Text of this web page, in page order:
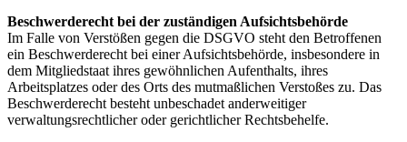
Beschwerde­recht bei der zuständigen Aufsichts­behörde
Im Falle von Verstößen gegen die DSGVO steht den Betroffenen
ein Beschwerderecht bei einer Aufsichtsbehörde, insbesondere in
dem Mitgliedstaat ihres gewöhnlichen Aufenthalts, ihres
Arbeitsplatzes oder des Orts des mutmaßlichen Verstoßes zu. Das
Beschwerderecht besteht unbeschadet anderweitiger
verwaltungsrechtlicher oder gerichtlicher Rechtsbehelfe.